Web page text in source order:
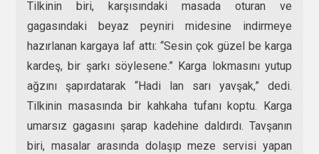
Tilkinin biri, karşısındaki masada oturan ve
gagasındaki beyaz peyniri midesine indirmeye
hazırlanan kargaya laf attı: “Sesin çok güzel be karga
kardeş, bir şarkı söylesene.” Karga lokmasını yutup
ağzını şapırdatarak “Hadi lan sarı yavşak,” dedi.
Tilkinin masasında bir kahkaha tufanı koptu. Karga
umarsız gagasını şarap kadehine daldırdı. Tavşanın
biri, masalar arasında dolaşıp meze servisi yapan